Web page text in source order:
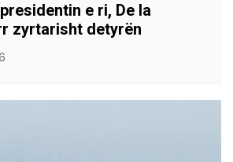
e ri, De la
zyrtarisht detyrën